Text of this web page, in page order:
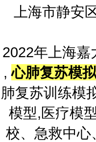
上海市静安
2022年上海
,心肺复苏模
肺复苏训练模
模型,医疗模
校、急救中心